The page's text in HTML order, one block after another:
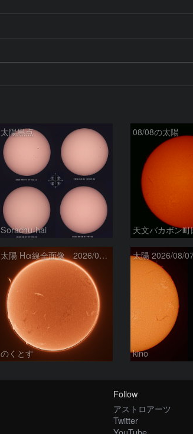
太陽黒点
Sorachu-hai
08/08の太陽
天文バカボン町
太陽 Hα線全面像 2026/08/08
のくとす
太陽 2026/08/
kino
Follow
アストロアーツ
Twitter